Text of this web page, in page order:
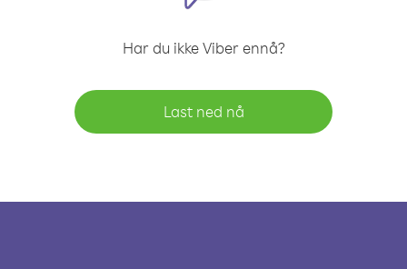
Har du ikke Viber ennå?
Last ned nå